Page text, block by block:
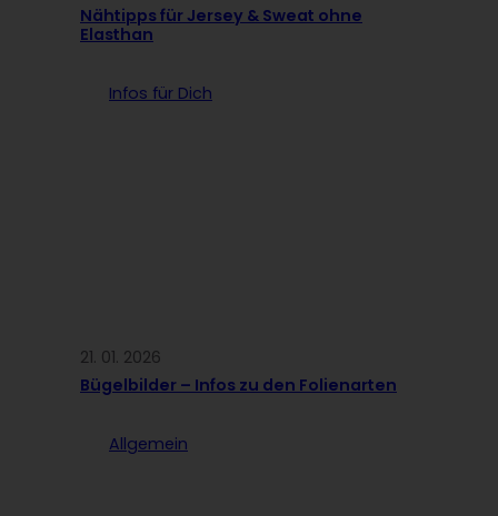
Nähtipps für Jersey & Sweat ohne
Elasthan
Infos für Dich
21. 01. 2026
Bügelbilder – Infos zu den Folienarten
Allgemein